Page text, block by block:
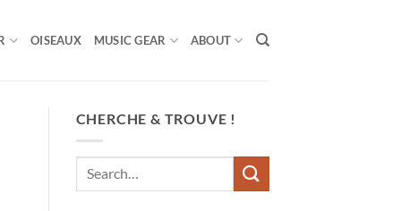
OISEAUX MUSIC GEAR ABOUT
CHERCHE & TROUVE !